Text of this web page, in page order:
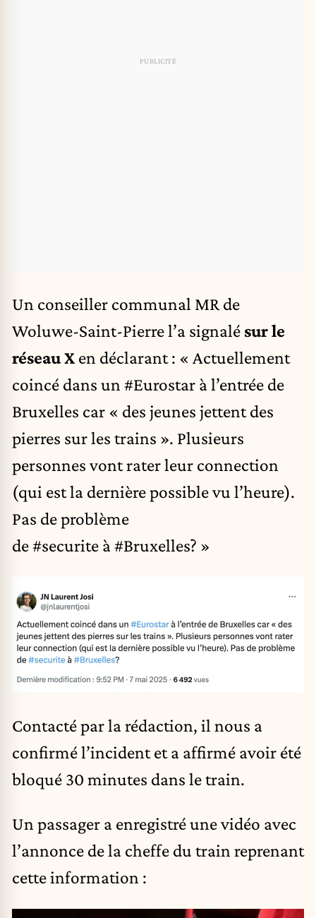
Un conseiller communal MR de
Woluwe-Saint-Pierre l’a signalé sur le
réseau X en déclarant : « Actuellement
coincé dans un #Eurostar à l’entrée de
Bruxelles car « des jeunes jettent des
pierres sur les trains ». Plusieurs
personnes vont rater leur connection
(qui est la dernière possible vu l’heure).
Pas de problème
de#securite à#Bruxelles? »
Contacté par la rédaction, il nous a
confirmé l’incident et a affirmé avoir été
bloqué 30 minutes dans le train.
Un passager a enregistré une vidéo avec
l’annonce de la cheffe du train reprenant
cette information :